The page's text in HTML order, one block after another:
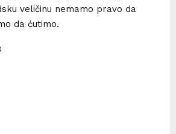
veličinu nemamo pravo da
da ćutimo.